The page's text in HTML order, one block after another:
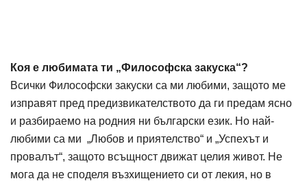
Коя е любимата ти „Философска закуска“?
Всички Философски закуски са ми любими, защото ме
изправят пред предизвикателството да ги предам ясно
и разбираемо на родния ни български език. Но най-
любими са ми „Любов и приятелство“ и „Успехът и
провалът“, защото всъщност движат целия живот. Не
мога да не споделя възхищението си от лекия, но в